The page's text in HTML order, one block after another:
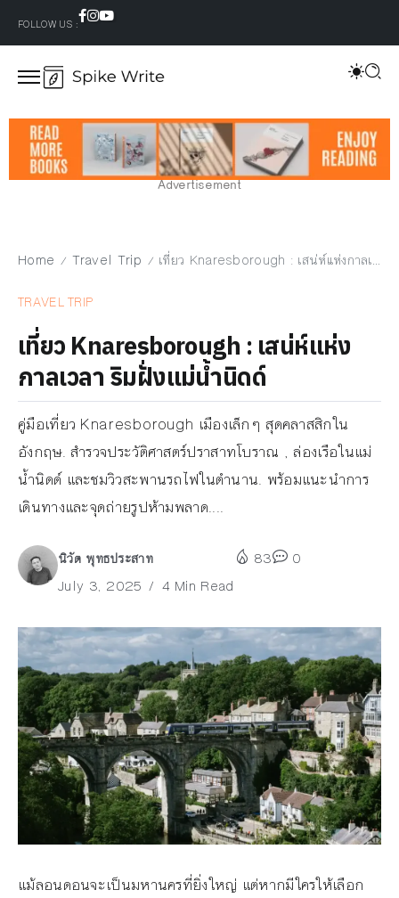
FOLLOW US :
Advertisement
Home / Travel Trip / เที่ยว Knaresborough : เสน่ห์แห่งกาลเวลา ริมฝั่งแม่น้ำนิดด์
TRAVEL TRIP
เที่ยว Knaresborough : เสน่ห์แห่ง
กาลเวลา ริมฝั่งแม่น้ำนิดด์
คู่มือเที่ยว Knaresborough เมืองเล็กๆ สุดคลาสสิกใน
อังกฤษ. สำรวจประวัติศาสตร์ปราสาทโบราณ , ล่องเรือในแม่
น้ำนิดด์ และชมวิวสะพานรถไฟในตำนาน. พร้อมแนะนำการ
เดินทางและจุดถ่ายรูปห้ามพลาด....
นิวัต พุทธประสาท
July 3, 2025
4 Min Read
83 0
แม้ลอนดอนจะเป็นมหานครที่ยิ่งใหญ่ แต่หากมีใครให้เลือก